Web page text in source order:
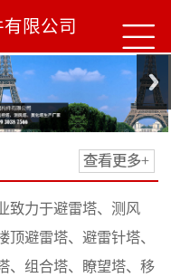

限公司
查看更多+
致力于避雷塔、测风
避雷塔、避雷针塔、
、组合塔、瞭望塔、移